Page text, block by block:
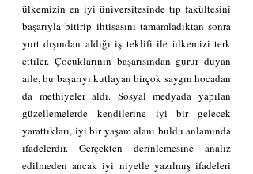
ülkemizin en iyi üniversitesinde tıp fakültesini
başarıyla bitirip ihtisasını tamamladıktan sonra
yurt dışından aldığı iş teklifi ile ülkemizi terk
ettiler. Çocuklarının başarısından gurur duyan
aile, bu başarıyı kutlayan birçok saygın hocadan
da methiyeler aldı. Sosyal medyada yapılan
güzellemelerde kendilerine iyi bir gelecek
yarattıkları, iyi bir yaşam alanı buldu anlamında
ifadelerdir. Gerçekten derinlemesine analiz
edilmeden ancak iyi niyetle yazılmış ifadeleri